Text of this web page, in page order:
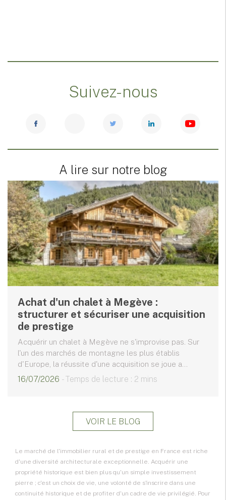
Suivez-nous
A lire sur notre blog
Achat d'un chalet à Megève :
structurer et sécuriser une acquisition
de prestige
Acquérir un chalet à Megève ne s'improvise pas. Sur
l'un des marchés de montagne les plus établis
d'Europe, la réussite d'une acquisition se joue a...
16/07/2026 - Temps de lecture : 2 mins
VOIR LE BLOG
Le marché de l'immobilier rural et de prestige en France est riche
d'une diversité architecturale exceptionnelle. Acquérir une
propriété historique est bien plus qu'un simple investissement
pierre ; c'est un choix de vie, une volonté de s'inscrire dans une
continuité historique et de profiter d'un cadre de vie privilégié. Pour